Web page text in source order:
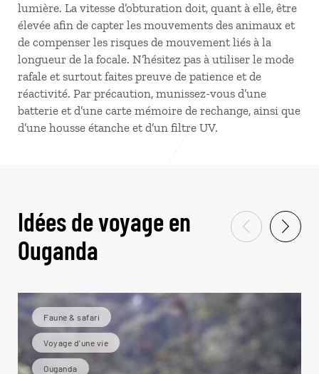
lumière. La vitesse d’obturation doit, quant à elle, être
élevée afin de capter les mouvements des animaux et
de compenser les risques de mouvement liés à la
longueur de la focale. N’hésitez pas à utiliser le mode
rafale et surtout faites preuve de patience et de
réactivité. Par précaution, munissez-vous d’une
batterie et d’une carte mémoire de rechange, ainsi que
d’une housse étanche et d’un filtre UV.
Idées de voyage en
Ouganda
Faune & safari
Voyage d'une vie
Ouganda